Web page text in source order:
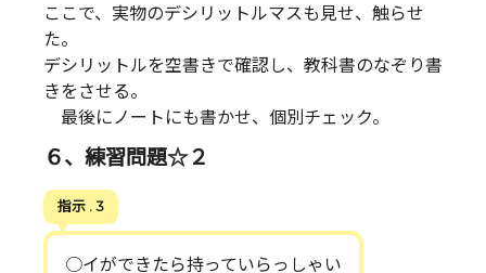
ここで、実物のデシリットルマスも見せ、触らせ
た。
デシリットルを空書きで確認し、教科書のなぞり書
きをさせる。
最後にノートにも書かせ、個別チェック。
６、練習問題☆２
指示 . 3
○イができたら持っていらっしゃい